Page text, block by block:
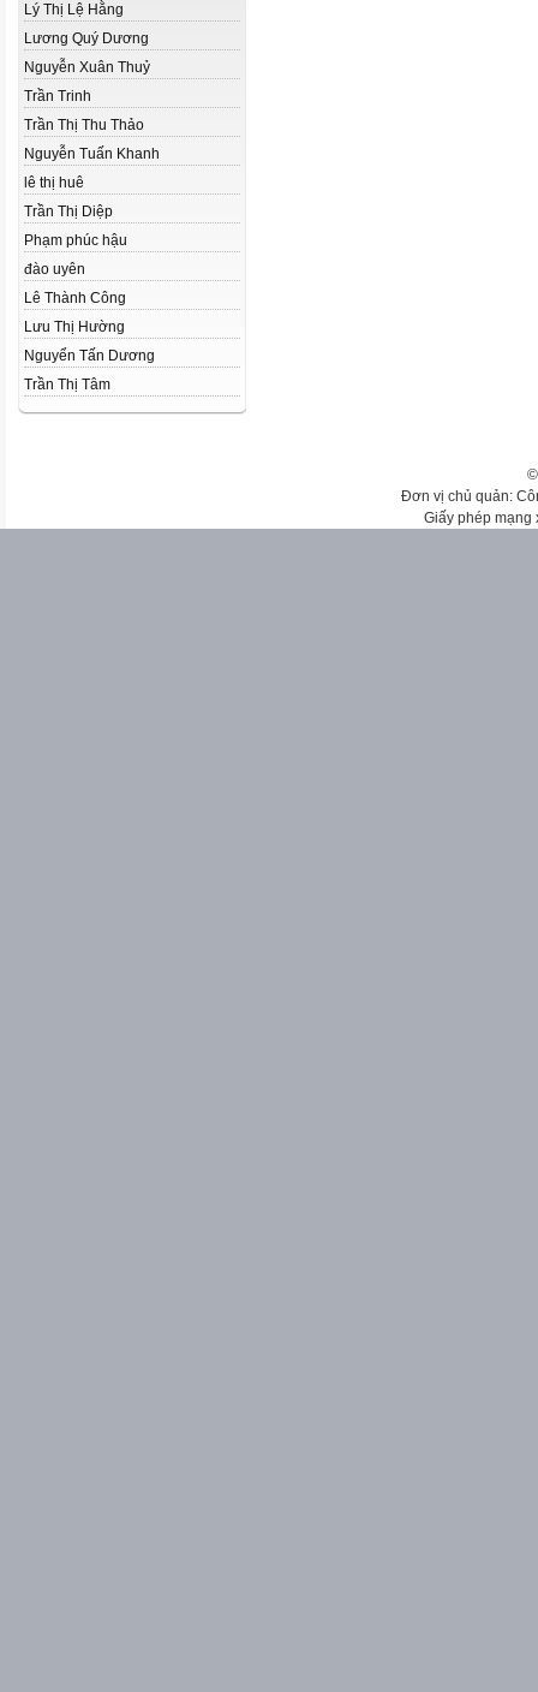
Lý Thị Lệ Hằng
Lương Quý Dương
Nguyễn Xuân Thuỷ
Trần Trinh
Trần Thị Thu Thảo
Nguyễn Tuấn Khanh
lê thị huê
Trần Thị Diệp
Phạm phúc hậu
đào uyên
Lê Thành Công
Lưu Thị Hường
Nguyển Tấn Dương
Trần Thị Tâm
Đơn vị chủ quản:
Giấy phép mạng